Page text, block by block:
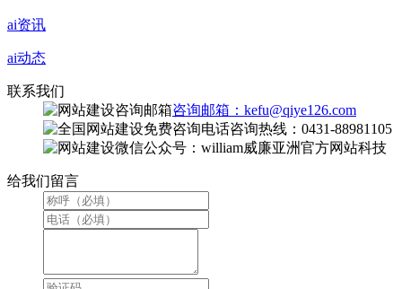
ai资讯
ai动态
联系我们
咨询邮箱：kefu@qiye126.com
咨询热线：0431-88981105
微信公众号：william威廉亚洲官方网站科技
给我们留言